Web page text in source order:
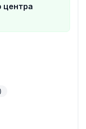
центра